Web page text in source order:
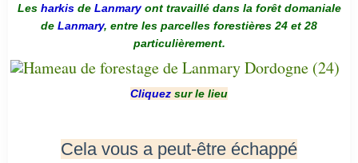
Les harkis de Lanmaryont travaillé dans la forêt domaniale
de Lanmary, entre les parcelles forestières 24 et 28
particulièrement.
Cliquez sur le lieu
Cela vous a peut-être échappé